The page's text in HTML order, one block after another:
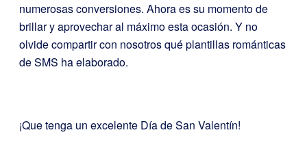
numerosas conversiones. Ahora es su momento de
brillar y aprovechar al máximo esta ocasión. Y no
olvide compartir con nosotros qué plantillas románticas
de SMS ha elaborado.
¡Que tenga un excelente Día de San Valentín!